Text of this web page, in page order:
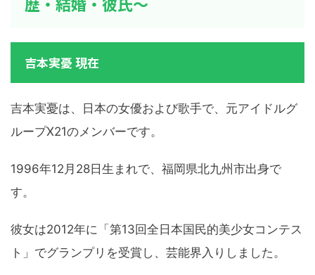
吉本実憂 現在
吉本実憂は、日本の女優および歌手で、元アイドルグ
ループX21のメンバーです。
1996年12月28日生まれで、福岡県北九州市出身で
す。
彼女は2012年に「第13回全日本国民的美少女コンテス
ト」でグランプリを受賞し、芸能界入りしました。